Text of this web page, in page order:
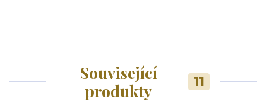
Související
produkty
11